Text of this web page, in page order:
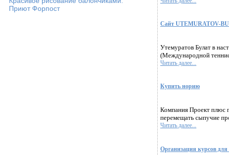
Приют Форпост
Сайт UTEMURATOV-
Утемуратов Булат в
(Международной
Читать далее...
Купить норию
Компания Проект плюс
перемещать сыпучие
Читать далее...
Организация курсов для